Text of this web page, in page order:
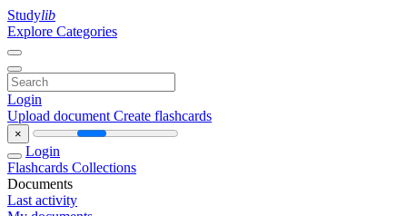
Studylib
Explore Categories
Login
Upload document Create flashcards
×
Login
Flashcards Collections
Documents
Last activity